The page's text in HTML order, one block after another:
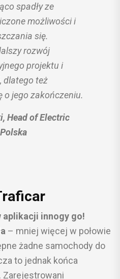
spadły ze
możliwości i
się.
rozwój
projektu i
dlatego też
o jego zakończeniu.
Head of Electric
aplikacji innogy go!
– mniej więcej w połowie
żadne samochody do
to jednak końca
Zarejestrowani